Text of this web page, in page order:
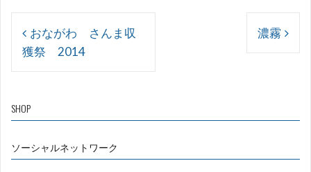
投
稿
ナ
ゲ
ー
シ
おながわ さんま収
獲祭 2014
濃霧
SHOP
ソーシャルネットワーク